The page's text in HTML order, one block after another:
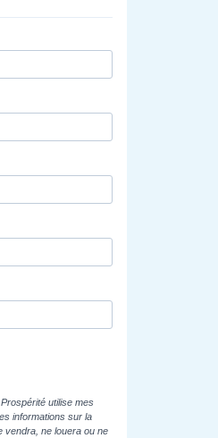
utilise mes
informations sur la
vendra, ne louera ou ne